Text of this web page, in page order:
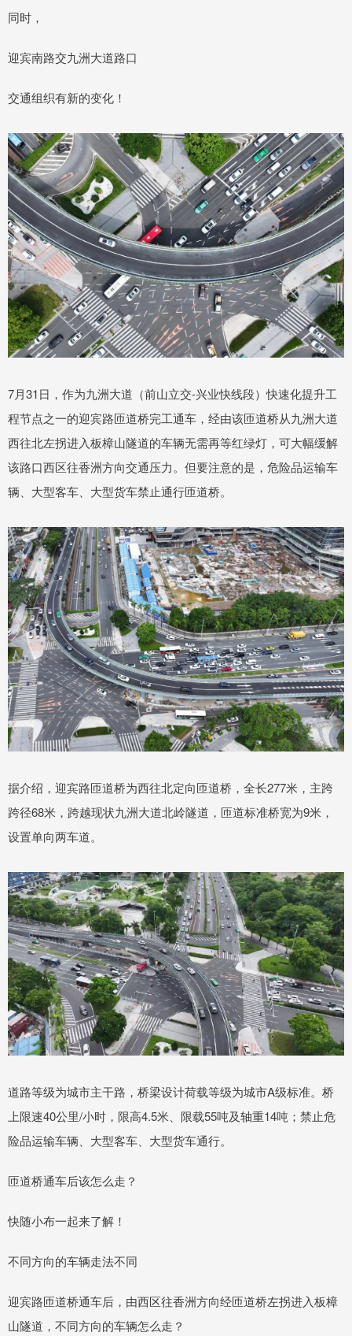
同时，
迎宾南路交九洲大道路口
交通组织有新的变化！
7月31日，作为九洲大道（前山立交-兴业快线段）快速化提升工
程节点之一的迎宾路匝道桥完工通车，经由该匝道桥从九洲大道
西往北左拐进入板樟山隧道的车辆无需再等红绿灯，可大幅缓解
该路口西区往香洲方向交通压力。但要注意的是，危险品运输车
辆、大型客车、大型货车禁止通行匝道桥。
据介绍，迎宾路匝道桥为西往北定向匝道桥，全长277米，主跨
跨径68米，跨越现状九洲大道北岭隧道，匝道标准桥宽为9米，
设置单向两车道。
道路等级为城市主干路，桥梁设计荷载等级为城市A级标准。桥
上限速40公里/小时，限高4.5米、限载55吨及轴重14吨；禁止危
险品运输车辆、大型客车、大型货车通行。
匝道桥通车后该怎么走？
快随小布一起来了解！
不同方向的车辆走法不同
迎宾路匝道桥通车后，由西区往香洲方向经匝道桥左拐进入板樟
山隧道，不同方向的车辆怎么走？